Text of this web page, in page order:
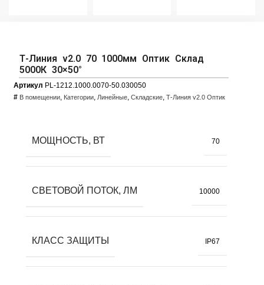
Т-Линия v2.0 70 1000мм Оптик Склад
5000К 30×50°
Артикул PL-1212.1000.0070-50.030050
# В помещении, Категории, Линейные, Складские, Т-Линия v2.0 Оптик
МОЩНОСТЬ, ВТ 70
СВЕТОВОЙ ПОТОК, ЛМ 10000
КЛАСС ЗАЩИТЫ IP67